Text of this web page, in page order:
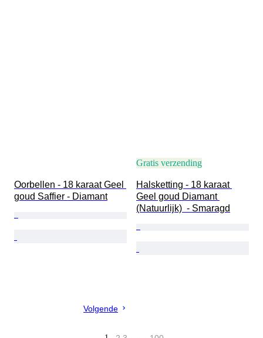
Oorbellen - 18 karaat Geel
goud Saffier - Diamant
Gratis verzending
Halsketting - 18 karaat
Geel goud Diamant
(Natuurlijk)  - Smaragd
Volgende